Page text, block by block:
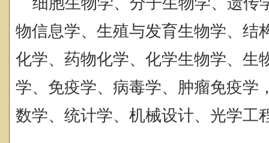
物信息学、生殖与发育生物学、结
化学、药物化学、化学生物学、生
学、免疫学、病毒学、肿瘤免疫学
数学、统计学、机械设计、光学工